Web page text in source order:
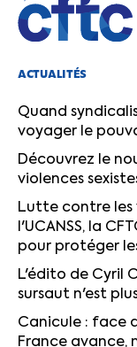
ACTUALITÉS
Quand
voyager le
Découvrez le
violences
Lutte contre les
l'UCANSS, la
pour protéger
L'édito de Cyril
sursaut n'est
Canicule : face
France avance,